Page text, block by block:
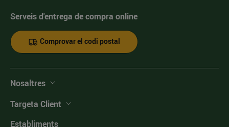
Serveis d'entrega de compra online
Comprovar el codi postal
Nosaltres
Targeta Client
Establiments